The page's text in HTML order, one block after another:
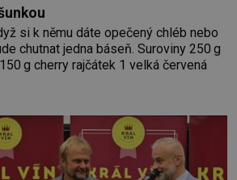
si k němu dáte opečený chléb nebo
jedna báseň. Suroviny 250 g
g cherry rajčátek 1 velká červená